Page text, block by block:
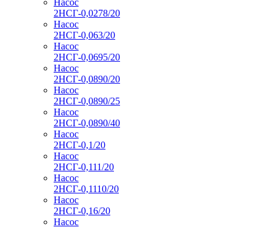
2НСГ-0,0278/20
Насос
2НСГ-0,063/20
Насос
2НСГ-0,0695/20
Насос
2НСГ-0,0890/20
Насос
2НСГ-0,0890/25
Насос
2НСГ-0,0890/40
Насос
2НСГ-0,1/20
Насос
2НСГ-0,111/20
Насос
2НСГ-0,1110/20
Насос
2НСГ-0,16/20
Насос